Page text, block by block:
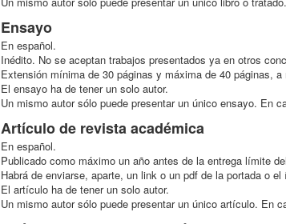
Ensayo
En español.
Inédito. No se aceptan trabajos presentados ya en otros
Extensión mínima de 30 páginas y máxima de 40 páginas,
El ensayo ha de tener un solo autor.
Un mismo autor sólo puede presentar un único ensayo. En
Artículo de revista académica
En español.
Publicado como máximo un año antes de la entrega límite
Habrá de enviarse, aparte, un link o un pdf de la portada o
El artículo ha de tener un solo autor.
Un mismo autor sólo puede presentar un único artículo. En